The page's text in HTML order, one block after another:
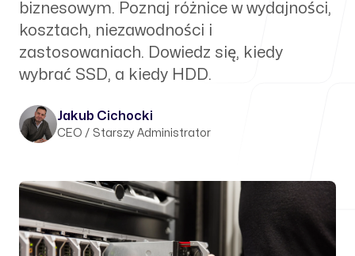
biznesowym. Poznaj różnice w wydajności,
kosztach, niezawodności i
zastosowaniach. Dowiedz się, kiedy
wybrać SSD, a kiedy HDD.
Jakub Cichocki
CEO / Starszy Administrator